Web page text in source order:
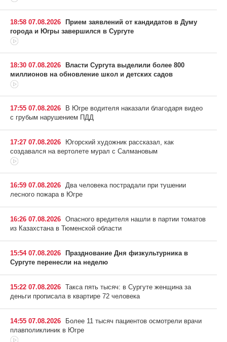
18:58 07.08.2026 Прием заявлений от кандидатов в Думу
города и Югры завершился в Сургуте
18:30 07.08.2026 Власти Сургута выделили более 800
миллионов на обновление школ и детских садов
17:55 07.08.2026
В Югре водителя наказали благодаря видео
с грубым нарушением ПДД
17:27 07.08.2026
Югорский художник рассказал, как
создавался на вертолете мурал с Салмановым
16:59 07.08.2026
Два человека пострадали при тушении
лесного пожара в Югре
16:26 07.08.2026 Опасного вредителя нашли в партии томатов
из Казахстана в Тюменской области
15:54 07.08.2026 Празднование Дня физкультурника в
Сургуте перенесли на неделю
15:22 07.08.2026 Такса пять тысяч: в Сургуте женщина за
деньги прописала в квартире 72 человека
14:55 07.08.2026
Более 11 тысяч пациентов осмотрели врачи
плавполиклиник в Югре